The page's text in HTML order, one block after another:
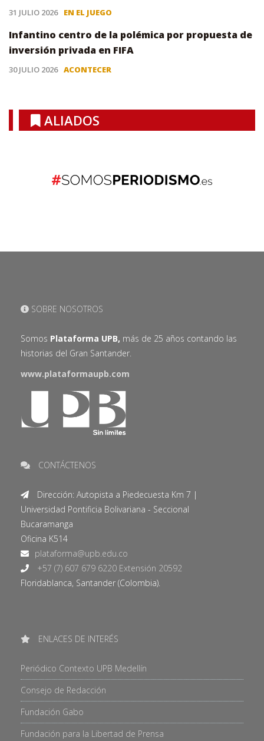
31 JULIO 2026 EN EL JUEGO
Infantino centro de la polémica por propuesta de
inversión privada en FIFA
30 JULIO 2026 ACONTECER
ALIADOS
SOBRE NOSOTROS
Somos Plataforma UPB, más de 25 años contando las
historias del Gran Santander.
www.plataformaupb.com
CONTÁCTENOS
Dirección: Autopista a Piedecuesta Km 7 |
Universidad Pontificia Bolivariana - Seccional
Bucaramanga
Oficina K514
+57 (7) 607 679 6220 Extensión 20592
Floridablanca, Santander (Colombia).
ENLACES DE INTERÉS
Periódico Contexto UPB Medellín
Consejo de Redacción
Fundación Gabo
Fundación para la Libertad de Prensa